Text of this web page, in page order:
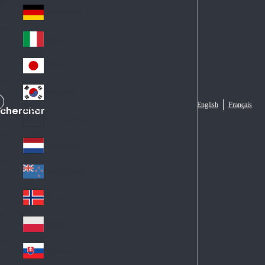
nc
e
Ge
an
y
Ital
y
Jap
an
Ko
Lat
in
A
me
ric
a
Ne
the
rla
nd
s
Ne
w
Ze
ala
nd
No
rw
ay
Pol
an
English Français